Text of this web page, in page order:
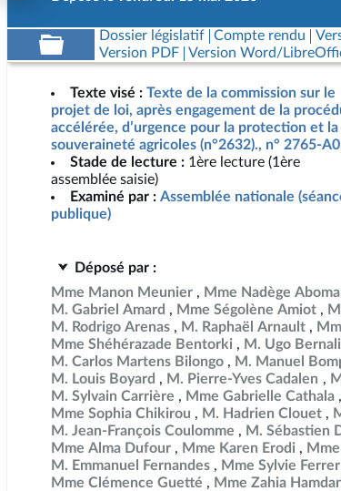
Date de dépôt
15 mai 2026
15 mai 2026
15 mai 2026
15 mai 2026
Dossier législatif Compte rendu
Version PDF
Version Word/
Texte visé : Texte de la commission sur le
projet de loi, après engagement de la
accélérée, d’urgence pour la protection et la
souveraineté agricoles (n°2632)., n° 2765-A0
Stade de lecture : 1ère lecture (1ère
assemblée saisie)
Examiné par : Assemblée nationale
publique)
Déposé par :
Mme Manon Meunier
Mme Nadège
M. Gabriel Amard
Mme Ségolène Amiot
M. Rodrigo Arenas
M. Raphaël Arnault
Mme Shéhérazade Bentorki
M. Ugo
M. Carlos Martens Bilongo
M. Manuel
M. Louis Boyard
M. Pierre-Yves Cadalen
M. Sylvain Carrière
Mme Gabrielle Cathala
Mme Sophia Chikirou
M. Hadrien Clouet
M. Jean-François Coulomme
M. Sébastien
Mme Alma Dufour
Mme Karen Erodi
M. Emmanuel Fernandes
Mme Sylvie Ferrer
Mme Clémence Guetté
Mme Zahia